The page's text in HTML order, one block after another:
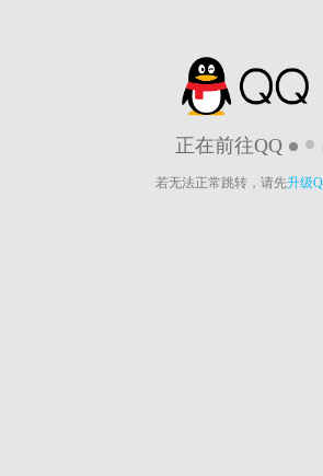
正在前往QQ
若无法正常跳转，请先升级